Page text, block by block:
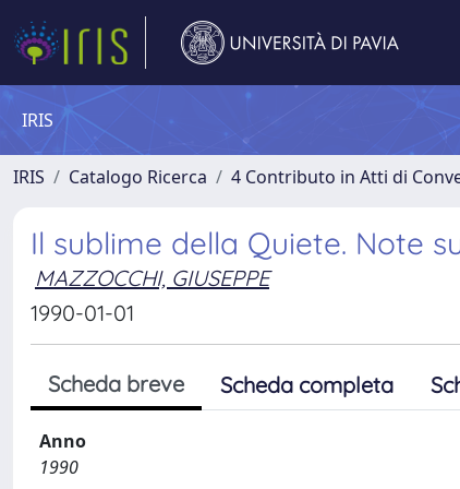
IRIS
IRIS Catalogo Ricerca 4 Contributo in Atti di
Il sublime della Quiete. Note
MAZZOCCHI, GIUSEPPE
1990-01-01
Scheda breve Scheda completa
Anno
1990